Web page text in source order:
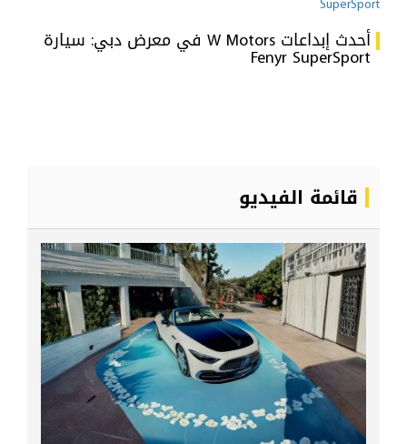
أحدث إبداعات W Motors في معرض دبي: سيارة
Fenyr SuperSport
قائمة الفيديو